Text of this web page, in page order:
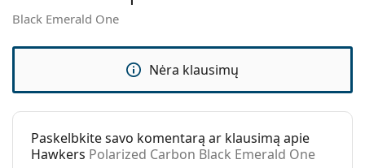
Kita
Lytis:
Unisex
Akiniai nuo saulės
Naudojimas:
Madingi
Kodas:
Polarized Carbon Black Emerald
Black Emerald One
Nėra klausimų
Paskelbkite savo komentarą ar klausimą apie
Hawkers Polarized Carbon Black Emerald One